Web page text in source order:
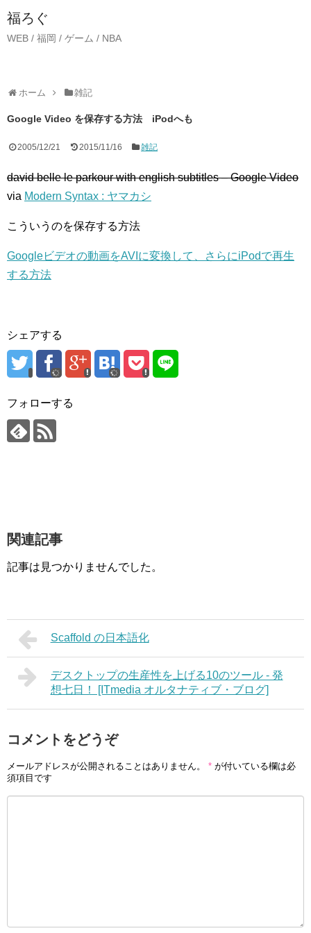
福ろぐ
WEB / 福岡 / ゲーム / NBA
ホーム 雑記
Google Video を保存する方法 iPodへも
2005/12/21 2015/11/16 雑記
david belle le parkour with english subtitles – Google Video
via Modern Syntax : ヤマカシ
こういうのを保存する方法
Googleビデオの動画をAVIに変換して、さらにiPodで再生
する方法
シェアする
フォローする
関連記事
記事は見つかりませんでした。
Scaffold の日本語化
デスクトップの生産性を上げる10のツール - 発
想七日！ [ITmedia オルタナティブ・ブログ]
コメントをどうぞ
メールアドレスが公開されることはありません。 * が付いている欄は必
須項目です